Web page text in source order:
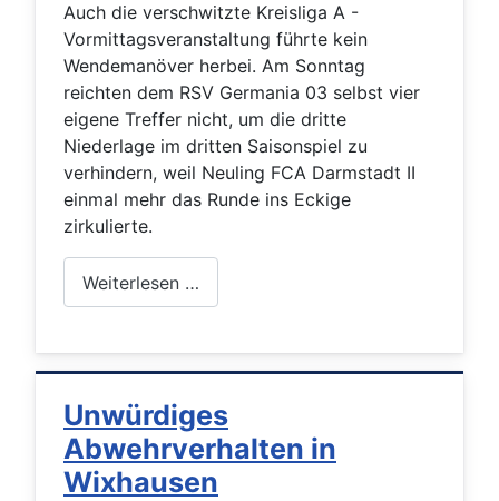
Auch die verschwitzte Kreisliga A -
Vormittagsveranstaltung führte kein
Wendemanöver herbei. Am Sonntag
reichten dem RSV Germania 03 selbst vier
eigene Treffer nicht, um die dritte
Niederlage im dritten Saisonspiel zu
verhindern, weil Neuling FCA Darmstadt II
einmal mehr das Runde ins Eckige
zirkulierte.
Weiterlesen …
Unwürdiges
Abwehrverhalten in
Wixhausen